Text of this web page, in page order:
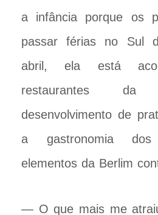
a infância porque os
passar férias no Sul
abril, ela está
restaurantes
desenvolvimento de
a gastronomia
elementos da Berlim
— O que mais me